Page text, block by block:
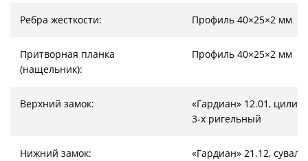
Ребра жесткости: Профиль 40×25×2 мм
Притворная планка
(нащельник):
Профиль 40×25×2 мм
Верхний замок:
«Гардиан» 12.01,
3-х ригельный
Нижний замок:
«Гардиан» 21.12,